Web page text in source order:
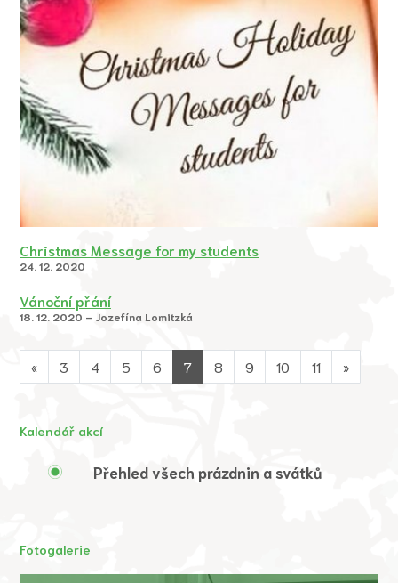
Christmas Message for my students
24. 12. 2020
Vánoční přání
18. 12. 2020 – Jozefína Lomitzká
« 3 4 5 6 7 8 9 10 11 »
Kalendář akcí
Přehled všech prázdnin a svátků
Fotogalerie